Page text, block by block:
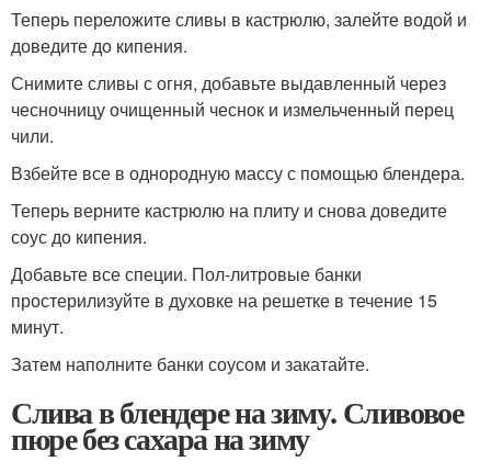
Теперь переложите сливы в кастрюлю, залейте водой и
доведите до кипения.
Снимите сливы с огня, добавьте выдавленный через
чесночницу очищенный чеснок и измельченный перец
чили.
Взбейте все в однородную массу с помощью блендера.
Теперь верните кастрюлю на плиту и снова доведите
соус до кипения.
Добавьте все специи. Пол-литровые банки
простерилизуйте в духовке на решетке в течение 15
минут.
Затем наполните банки соусом и закатайте.
Слива в блендере на зиму. Сливовое
пюре без сахара на зиму